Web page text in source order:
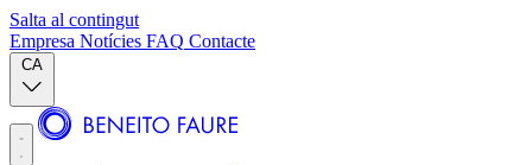
Salta al contingut
Empresa Notícies FAQ Contacte
CA